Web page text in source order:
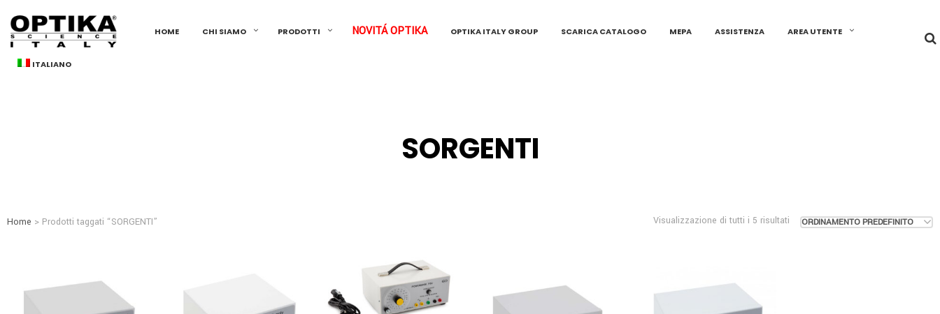
HOME CHI SIAMO PRODOTTI NOVITÁ OPTIKA OPTIKA ITALY GROUP SCARICA CATALOGO MEPA ASSISTENZA AREA UTENTE
ITALIANO
SORGENTI
Home > Prodotti taggati “SORGENTI” ORDINAMENTO PREDEFINITO
Visualizzazione di tutti i 5 risultati